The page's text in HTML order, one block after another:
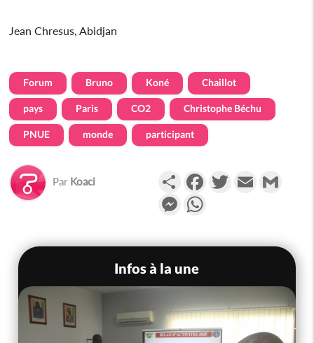
Jean Chresus, Abidjan
Forum Bruno Koné Chaillot
pays Paris CO2 Christophe Béchu
PNUE monde participant
Par Koaci PartagerFacebookTwitterEmail
Messenger
Infos à la une